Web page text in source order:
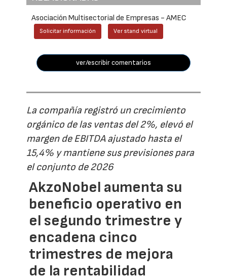
Asociación Multisectorial de Empresas - AMEC
Solicitar información Ver stand virtual
ver/escribir comentarios
La compañía registró un crecimiento
orgánico de las ventas del 2%, elevó el
margen de EBITDA ajustado hasta el
15,4% y mantiene sus previsiones para
el conjunto de 2026
AkzoNobel aumenta su
beneficio operativo en
el segundo trimestre y
encadena cinco
trimestres de mejora
de la rentabilidad